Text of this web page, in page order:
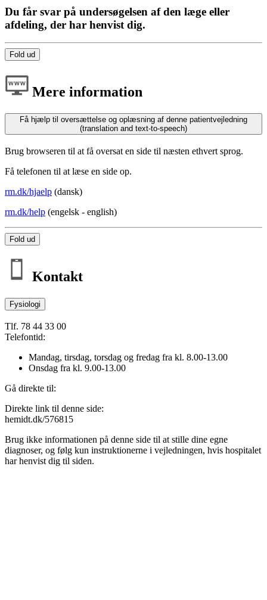
Du får svar på undersøgelsen af den læge eller
afdeling, der har henvist dig.
Fold ud
Mere information
Få hjælp til oversættelse og oplæsning af denne patientvejledning
(translation and text-to-speech)
Brug browseren til at få oversat en side til næsten ethvert sprog.
Få telefonen til at læse en side op.
rm.dk/hjaelp (dansk)
rm.dk/help (engelsk - english)
Fold ud
Kontakt
Fysiologi
Tlf. 78 44 33 00
Telefontid:
Mandag, tirsdag, torsdag og fredag fra kl. 8.00-13.00
Onsdag fra kl. 9.00-13.00
Gå direkte til:
Direkte link til denne side:
hemidt.dk/576815
Brug ikke informationen på denne side til at stille dine egne
diagnoser, og følg kun instruktionerne i vejledningen, hvis hospitalet
har henvist dig til siden.